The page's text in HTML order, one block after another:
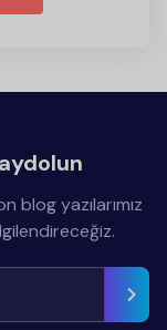
blog yazılarımız